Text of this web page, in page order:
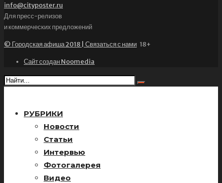
info@cityposter.ru
Для пресс-релизов
и коммерческих предложений
© Городская афиша 2018 | Связаться с нами 18+
Сайт создан Noomedia
РУБРИКИ
Новости
Статьи
Интервью
Фотогалерея
Видео